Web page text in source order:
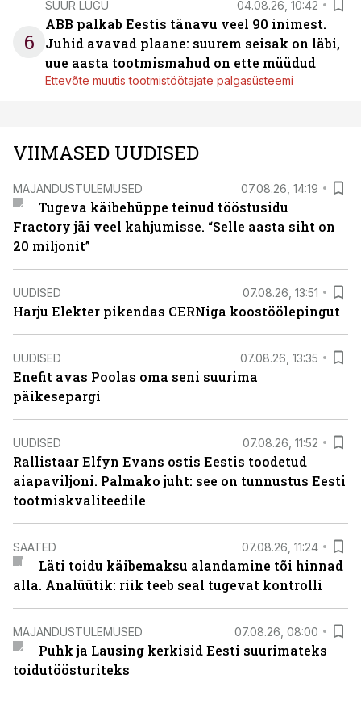
6
SUUR LUGU 04.08.26, 10:42
ABB palkab Eestis tänavu veel 90 inimest.
Juhid avavad plaane: suurem seisak on läbi,
uue aasta tootmismahud on ette müüdud
Ettevõte muutis tootmistöötajate palgasüsteemi
VIIMASED UUDISED
MAJANDUSTULEMUSED 07.08.26, 14:19
Tugeva käibehüppe teinud tööstusidu
Fractory jäi veel kahjumisse. “Selle aasta siht on
20 miljonit”
UUDISED 07.08.26, 13:51
Harju Elekter pikendas CERNiga koostöölepingut
UUDISED 07.08.26, 13:35
Enefit avas Poolas oma seni suurima
päikesepargi
UUDISED 07.08.26, 11:52
Rallistaar Elfyn Evans ostis Eestis toodetud
aiapaviljoni. Palmako juht: see on tunnustus Eesti
tootmiskvaliteedile
SAATED 07.08.26, 11:24
Läti toidu käibemaksu alandamine tõi hinnad
alla. Analüütik: riik teeb seal tugevat kontrolli
MAJANDUSTULEMUSED 07.08.26, 08:00
Puhk ja Lausing kerkisid Eesti suurimateks
toidutöösturiteks